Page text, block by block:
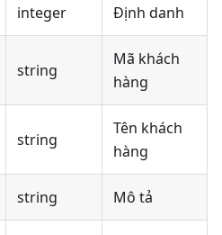
integer Định danh
string
Mã khách
hàng
string
Tên khách
hàng
string Mô tả